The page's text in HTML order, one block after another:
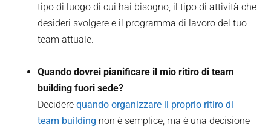
tipo di luogo di cui hai bisogno, il tipo di attività che
desideri svolgere e il programma di lavoro del tuo
team attuale.
Quando dovrei pianificare il mio ritiro di team
building fuori sede?
Deciderequando organizzare il proprio ritiro di
team building non è semplice, ma è una decisione